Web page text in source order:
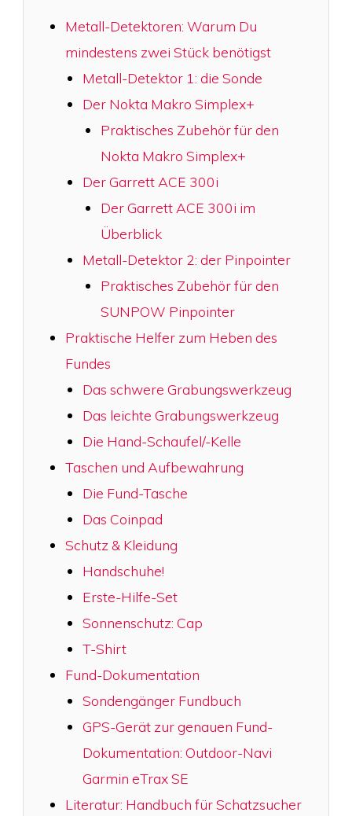
Metall-Detektoren: Warum Du
mindestens zwei Stück benötigst
Metall-Detektor 1: die Sonde
Der Nokta Makro Simplex+
Praktisches Zubehör für den
Nokta Makro Simplex+
Der Garrett ACE 300i
Der Garrett ACE 300i im
Überblick
Metall-Detektor 2: der Pinpointer
Praktisches Zubehör für den
SUNPOW Pinpointer
Praktische Helfer zum Heben des
Fundes
Das schwere Grabungswerkzeug
Das leichte Grabungswerkzeug
Die Hand-Schaufel/-Kelle
Taschen und Aufbewahrung
Die Fund-Tasche
Das Coinpad
Schutz & Kleidung
Handschuhe!
Erste-Hilfe-Set
Sonnenschutz: Cap
T-Shirt
Fund-Dokumentation
Sondengänger Fundbuch
GPS-Gerät zur genauen Fund-
Dokumentation: Outdoor-Navi
Garmin eTrax SE
Literatur: Handbuch für Schatzsucher